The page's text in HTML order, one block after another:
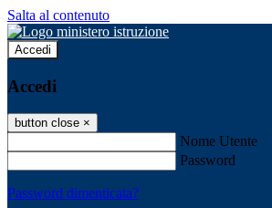
Salta al contenuto
Accedi
Accedi
button close ×
Nome Utente
Password
Password dimenticata?